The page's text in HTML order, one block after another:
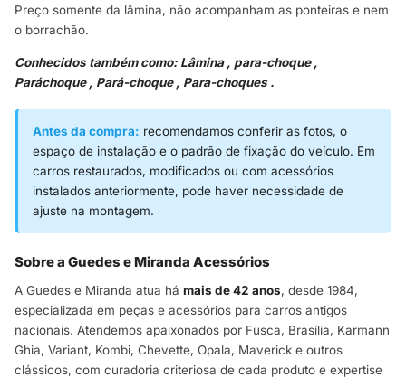
Preço somente da lâmina, não acompanham as ponteiras e nem
o borrachão.
Conhecidos também como: Lâmina , para-choque ,
Paráchoque , Pará-choque , Para-choques .
Antes da compra: recomendamos conferir as fotos, o
espaço de instalação e o padrão de fixação do veículo. Em
carros restaurados, modificados ou com acessórios
instalados anteriormente, pode haver necessidade de
ajuste na montagem.
Sobre a Guedes e Miranda Acessórios
A Guedes e Miranda atua há mais de 42 anos, desde 1984,
especializada em peças e acessórios para carros antigos
nacionais. Atendemos apaixonados por Fusca, Brasília, Karmann
Ghia, Variant, Kombi, Chevette, Opala, Maverick e outros
clássicos, com curadoria criteriosa de cada produto e expertise